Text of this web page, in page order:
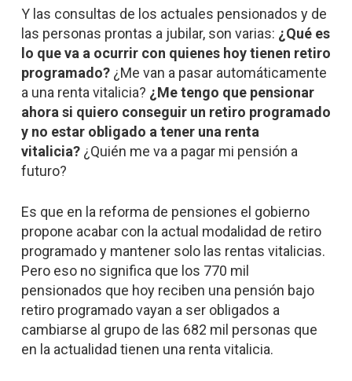
Y las consultas de los actuales pensionados y de
las personas prontas a jubilar, son varias: ¿Qué es
lo que va a ocurrir con quienes hoy tienen retiro
programado?¿Me van a pasar automáticamente
a una renta vitalicia? ¿Me tengo que pensionar
ahora si quiero conseguir un retiro programado
y no estar obligado a tener una renta
vitalicia?¿Quién me va a pagar mi pensión a
futuro?
Es que en la reforma de pensiones el gobierno
propone acabar con la actual modalidad de retiro
programado y mantener solo las rentas vitalicias.
Pero eso no significa que los 770 mil
pensionados que hoy reciben una pensión bajo
retiro programado vayan a ser obligados a
cambiarse al grupo de las 682 mil personas que
en la actualidad tienen una renta vitalicia.